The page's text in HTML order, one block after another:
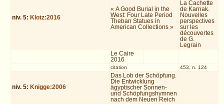
niv. 5: Klotz:2016
« A Good Burial in the
West: Four Late Period
Theban Statues in
American Collections »
La Cachette
de Karnak.
Nouvelles
perspectives
sur les
découvertes
de G.
Legrain
Le Caire
2016
citation 453, n. 124
niv. 5: Knigge:2006
Das Lob der Schöpfung.
Die Entwicklung
ägyptischer Sonnen-
und Schöpfungshymnen
nach dem Neuen Reich